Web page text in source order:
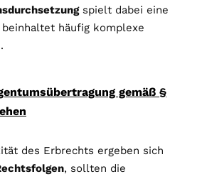
spielt dabei eine
häufig komplexe
gemäß §
des Erbrechts ergeben sich
, sollten die